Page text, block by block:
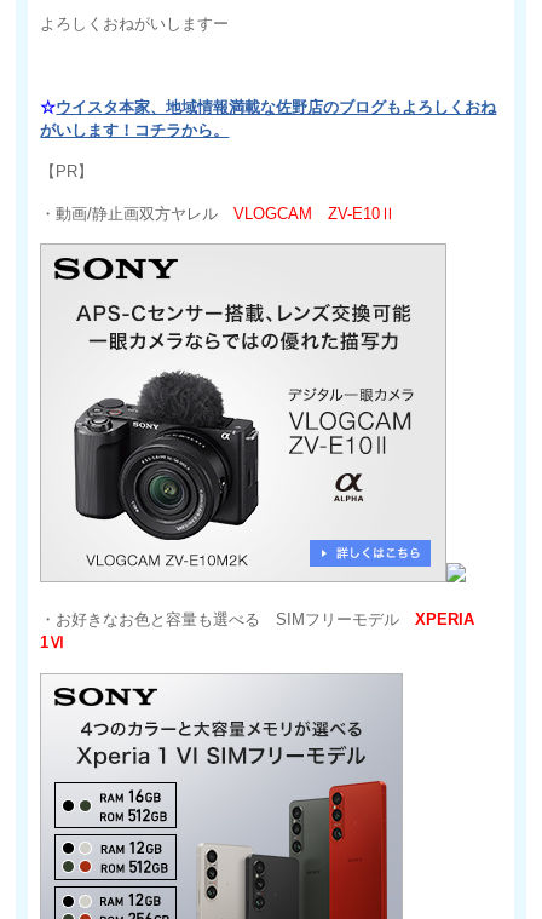
よろしくおねがいしますー
☆ウイスタ本家、地域情報満載な佐野店のブログもよろしくおね
がいします！コチラから。
【PR】
・動画/静止画双方ヤレルVLOGCAM ZV-E10Ⅱ
・お好きなお色と容量も選べる SIMフリーモデルXPERIA
1Ⅵ